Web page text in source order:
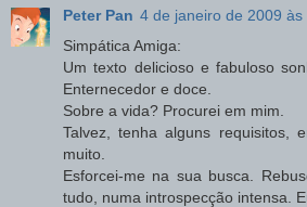
Peter Pan 4 de janeiro de 2009 às
Simpática Amiga:
Um texto delicioso e fabuloso
Enternecedor e doce.
Sobre a vida? Procurei em mim.
Talvez, tenha alguns requisitos,
muito.
Esforcei-me na sua busca.
tudo, numa introspecção intensa.